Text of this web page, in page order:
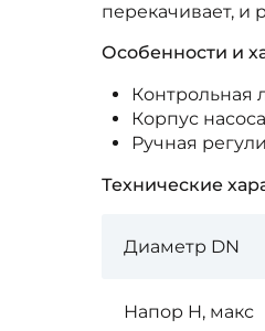
перекачивает, и
Особенности и
Контрольная
Корпус
Ручная
Технические
Диаметр DN
Напор H, макс